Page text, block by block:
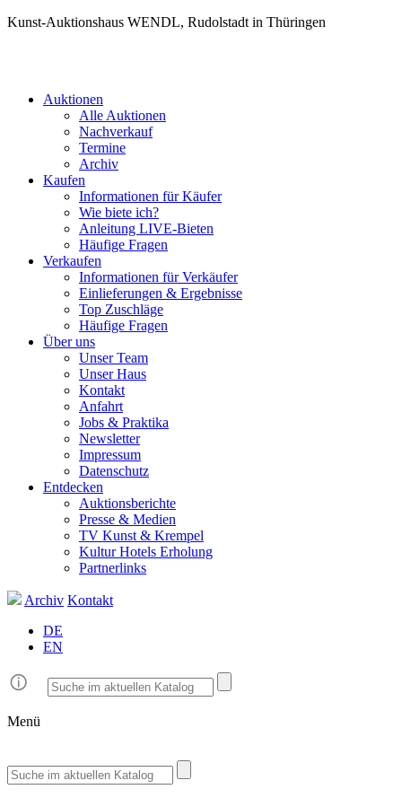
Kunst-Auktionshaus WENDL, Rudolstadt in Thüringen
Auktionen
Alle Auktionen
Nachverkauf
Termine
Archiv
Kaufen
Informationen für Käufer
Wie biete ich?
Anleitung LIVE-Bieten
Häufige Fragen
Verkaufen
Informationen für Verkäufer
Einlieferungen & Ergebnisse
Top Zuschläge
Häufige Fragen
Über uns
Unser Team
Unser Haus
Kontakt
Anfahrt
Jobs & Praktika
Newsletter
Impressum
Datenschutz
Entdecken
Auktionsberichte
Presse & Medien
TV Kunst & Krempel
Kultur Hotels Erholung
Partnerlinks
Archiv Kontakt
DE
EN
Menü